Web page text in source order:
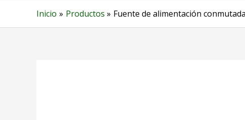
Inicio Productos Fuente de alimentación